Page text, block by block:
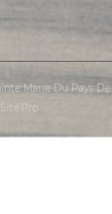
Marie Du Pays De